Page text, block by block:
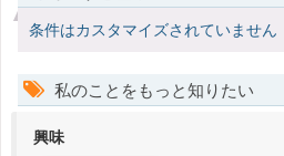
条件はカスタマイズされていません
私のことをもっと知りたい
興味